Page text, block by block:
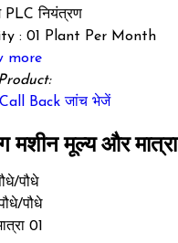
PLC नियंत्रण
: 01 Plant Per Month
more
Back जांच भेजें
मशीन मूल्य और मात्रा
पौधे
पौधे
01